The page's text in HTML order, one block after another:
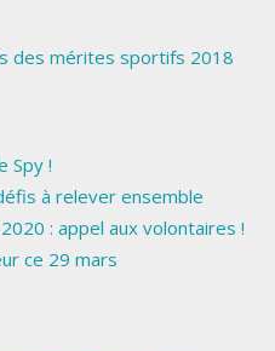
des mérites sportifs 2018
Spy !
à relever ensemble
: appel aux volontaires !
ce 29 mars